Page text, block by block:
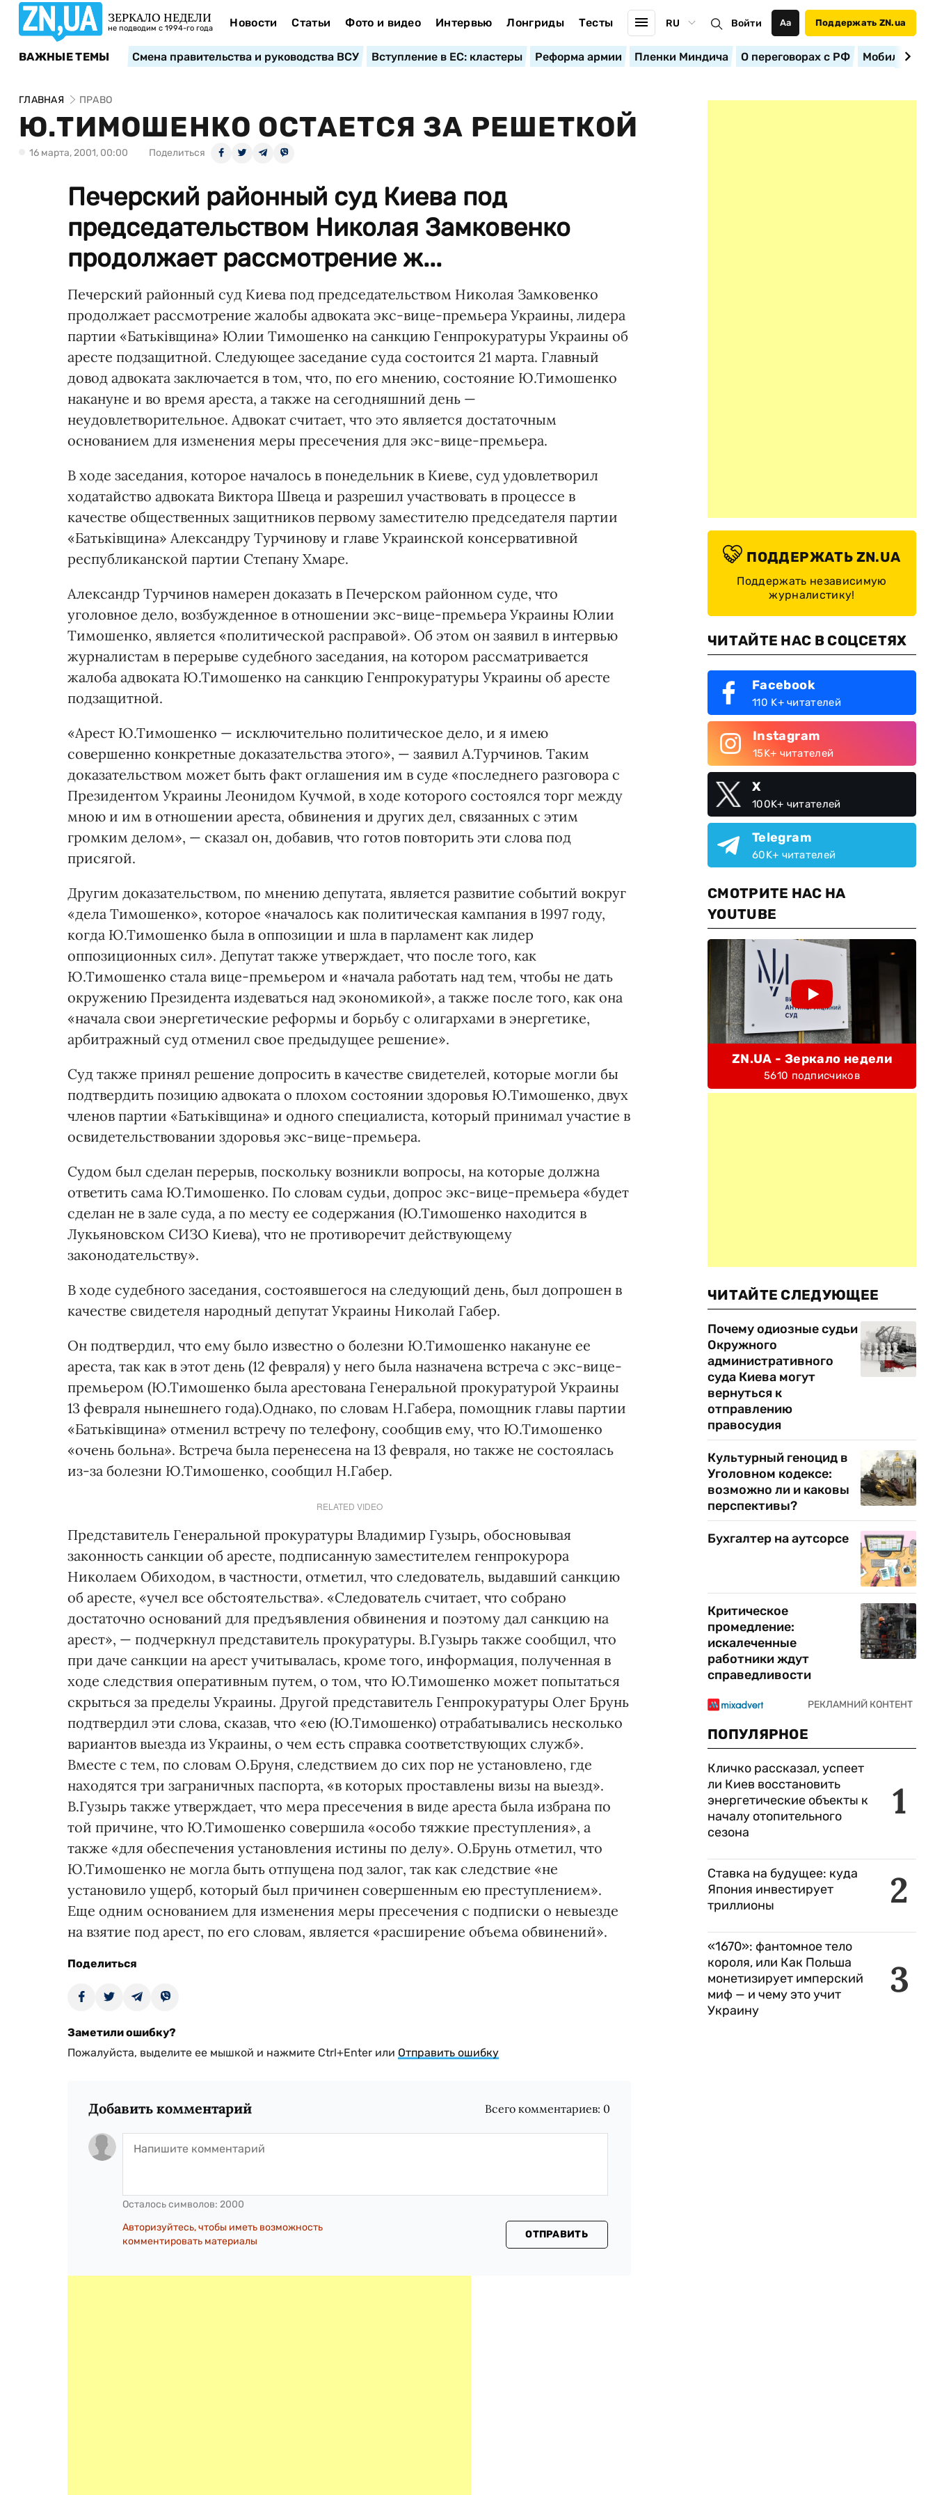
ЗЕРКАЛО НЕДЕЛИ
не подводим с 1994-го года Новости Статьи Фото и видео Интервью Лонгриды Тесты RU Войти Аа Поддержать ZN.ua
ВАЖНЫЕ ТЕМЫ Смена правительства и руководства ВСУ Вступление в ЕС: кластеры Реформа армии Пленки Миндича О переговорах с РФ
ГЛАВНАЯ ПРАВО
Ю.ТИМОШЕНКО ОСТАЕТСЯ ЗА РЕШЕТКОЙ
16 марта, 2001, 00:00 Поделиться
Печерский районный суд Киева под
председательством Николая Замковенко
продолжает рассмотрение ж...
Печерский районный суд Киева под председательством Николая Замковенко
продолжает рассмотрение жалобы адвоката экс-вице-премьера Украины, лидера
партии «Батьківщина» Юлии Тимошенко на санкцию Генпрокуратуры Украины об
аресте подзащитной. Следующее заседание суда состоится 21 марта. Главный
довод адвоката заключается в том, что, по его мнению, состояние Ю.Тимошенко
накануне и во время ареста, а также на сегодняшний день —
неудовлетворительное. Адвокат считает, что это является достаточным
основанием для изменения меры пресечения для экс-вице-премьера.
В ходе заседания, которое началось в понедельник в Киеве, суд удовлетворил
ходатайство адвоката Виктора Швеца и разрешил участвовать в процессе в
качестве общественных защитников первому заместителю председателя партии
«Батьківщина» Александру Турчинову и главе Украинской консервативной
республиканской партии Степану Хмаре.
Александр Турчинов намерен доказать в Печерском районном суде, что
уголовное дело, возбужденное в отношении экс-вице-премьера Украины Юлии
Тимошенко, является «политической расправой». Об этом он заявил в интервью
журналистам в перерыве судебного заседания, на котором рассматривается
жалоба адвоката Ю.Тимошенко на санкцию Генпрокуратуры Украины об аресте
подзащитной.
«Арест Ю.Тимошенко — исключительно политическое дело, и я имею
совершенно конкретные доказательства этого», — заявил А.Турчинов. Таким
доказательством может быть факт оглашения им в суде «последнего разговора с
Президентом Украины Леонидом Кучмой, в ходе которого состоялся торг между
мною и им в отношении ареста, обвинения и других дел, связанных с этим
громким делом», — сказал он, добавив, что готов повторить эти слова под
присягой.
Другим доказательством, по мнению депутата, является развитие событий вокруг
«дела Тимошенко», которое «началось как политическая кампания в 1997 году,
когда Ю.Тимошенко была в оппозиции и шла в парламент как лидер
оппозиционных сил». Депутат также утверждает, что после того, как
Ю.Тимошенко стала вице-премьером и «начала работать над тем, чтобы не дать
окружению Президента издеваться над экономикой», а также после того, как она
«начала свои энергетические реформы и борьбу с олигархами в энергетике,
арбитражный суд отменил свое предыдущее решение».
Суд также принял решение допросить в качестве свидетелей, которые могли бы
подтвердить позицию адвоката о плохом состоянии здоровья Ю.Тимошенко, двух
членов партии «Батьківщина» и одного специалиста, который принимал участие в
освидетельствовании здоровья экс-вице-премьера.
Судом был сделан перерыв, поскольку возникли вопросы, на которые должна
ответить сама Ю.Тимошенко. По словам судьи, допрос экс-вице-премьера «будет
сделан не в зале суда, а по месту ее содержания (Ю.Тимошенко находится в
Лукьяновском СИЗО Киева), что не противоречит действующему
законодательству».
В ходе судебного заседания, состоявшегося на следующий день, был допрошен в
качестве свидетеля народный депутат Украины Николай Габер.
Он подтвердил, что ему было известно о болезни Ю.Тимошенко накануне ее
ареста, так как в этот день (12 февраля) у него была назначена встреча с экс-вице-
премьером (Ю.Тимошенко была арестована Генеральной прокуратурой Украины
13 февраля нынешнего года).Однако, по словам Н.Габера, помощник главы партии
«Батьківщина» отменил встречу по телефону, сообщив ему, что Ю.Тимошенко
«очень больна». Встреча была перенесена на 13 февраля, но также не состоялась
из-за болезни Ю.Тимошенко, сообщил Н.Габер.
RELATED VIDEO
Представитель Генеральной прокуратуры Владимир Гузырь, обосновывая
законность санкции об аресте, подписанную заместителем генпрокурора
Николаем Обиходом, в частности, отметил, что следователь, выдавший санкцию
об аресте, «учел все обстоятельства». «Следователь считает, что собрано
достаточно оснований для предъявления обвинения и поэтому дал санкцию на
арест», — подчеркнул представитель прокуратуры. В.Гузырь также сообщил, что
при даче санкции на арест учитывалась, кроме того, информация, полученная в
ходе следствия оперативным путем, о том, что Ю.Тимошенко может попытаться
скрыться за пределы Украины. Другой представитель Генпрокуратуры Олег Брунь
подтвердил эти слова, сказав, что «ею (Ю.Тимошенко) отрабатывались несколько
вариантов выезда из Украины, о чем есть справка соответствующих служб».
Вместе с тем, по словам О.Бруня, следствием до сих пор не установлено, где
находятся три заграничных паспорта, «в которых проставлены визы на выезд».
В.Гузырь также утверждает, что мера пресечения в виде ареста была избрана по
той причине, что Ю.Тимошенко совершила «особо тяжкие преступления», а
также «для обеспечения установления истины по делу». О.Брунь отметил, что
Ю.Тимошенко не могла быть отпущена под залог, так как следствие «не
установило ущерб, который был причинен совершенным ею преступлением».
Еще одним основанием для изменения меры пресечения с подписки о невыезде
на взятие под арест, по его словам, является «расширение объема обвинений».
Поделиться
Заметили ошибку?
Пожалуйста, выделите ее мышкой и нажмите Ctrl+Enter или Отправить ошибку
Добавить комментарий Всего комментариев: 0
Осталось символов: 2000
Авторизуйтесь, чтобы иметь возможность
комментировать материалы
ОТПРАВИТЬ
ПОДДЕРЖАТЬ ZN.UA
Поддержать независимую
журналистику!
ЧИТАЙТЕ НАС В СОЦСЕТЯХ
Facebook
110 K+ читателей
Instagram
15K+ читателей
X
100K+ читателей
Telegram
60K+ читателей
СМОТРИТЕ НАС НА
YOUTUBE
ZN.UA - Зеркало недели
5610 подписчиков
ЧИТАЙТЕ СЛЕДУЮЩЕЕ
Почему одиозные судьи
Окружного
административного
суда Киева могут
вернуться к
отправлению
правосудия
Культурный геноцид в
Уголовном кодексе:
возможно ли и каковы
перспективы?
Бухгалтер на аутсорсе
Критическое
промедление:
искалеченные
работники ждут
справедливости
ПОПУЛЯРНОЕ
1
Кличко рассказал, успеет
ли Киев восстановить
энергетические объекты к
началу отопительного
сезона
2
Ставка на будущее: куда
Япония инвестирует
триллионы
3
«1670»: фантомное тело
короля, или Как Польша
монетизирует имперский
миф — и чему это учит
Украину